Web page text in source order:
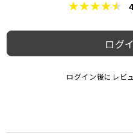
ログ
ログイン後にレビ